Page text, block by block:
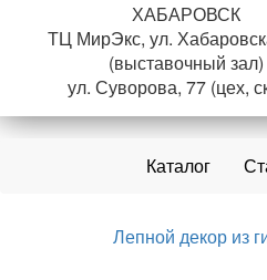
ХАБАРОВСК
ТЦ МирЭкс, ул.
(выставочный зал)
ул. Суворова, 77 (цех,
Каталог
Лепной декор из